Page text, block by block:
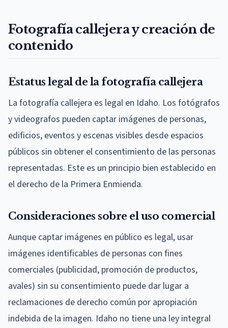
Fotografía callejera y creación de
contenido
Estatus legal de la fotografía callejera
La fotografía callejera es legal en Idaho. Los fotógrafos
y videografos pueden captar imágenes de personas,
edificios, eventos y escenas visibles desde espacios
públicos sin obtener el consentimiento de las personas
representadas. Este es un principio bien establecido en
el derecho de la Primera Enmienda.
Consideraciones sobre el uso comercial
Aunque captar imágenes en público es legal, usar
imágenes identificables de personas con fines
comerciales (publicidad, promoción de productos,
avales) sin su consentimiento puede dar lugar a
reclamaciones de derecho común por apropiación
indebida de la imagen. Idaho no tiene una ley integral